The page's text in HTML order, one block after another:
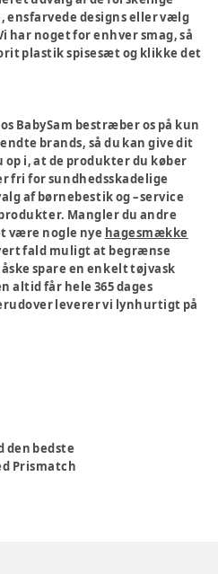
ensfarvede designs eller vælg
har noget for enhver smag, så
plastik spisesæt og klikke det
BabySam bestræber os på kun
brands, så du kan give dit
op i, at de produkter du køber
fri for sundhedsskadelige
af børnebestik og –service
Mangler du andre
være nogle nye hagesmække
fald muligt at begrænse
spare en enkelt tøjvask
altid får hele 365 dages
leverer vi lynhurtigt på
den bedste
Prismatch